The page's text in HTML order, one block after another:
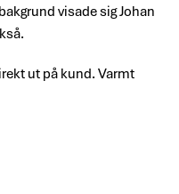
visade sig Johan
ut på kund. Varmt